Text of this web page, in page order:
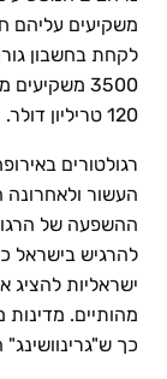
משקיעים עליהם
3500
120 טריליון דולר.
רגולטורים
העשור ולאחרונה
ההשפעה של
להרגיש בישראל
כך